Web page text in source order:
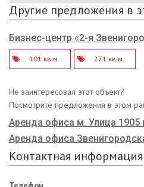
Другие предложения в
Бизнес-центр «2-я
101 кв.м 271 кв.м
Не заинтересовал этот объект?
Посмотрите предложения в этом
Аренда офиса м. Улица 1905
Аренда офиса
Контактная информация